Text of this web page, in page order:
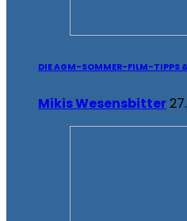
DIE AGM-SOMMER-FILM-TIPPS
Mikis Wesensbitter